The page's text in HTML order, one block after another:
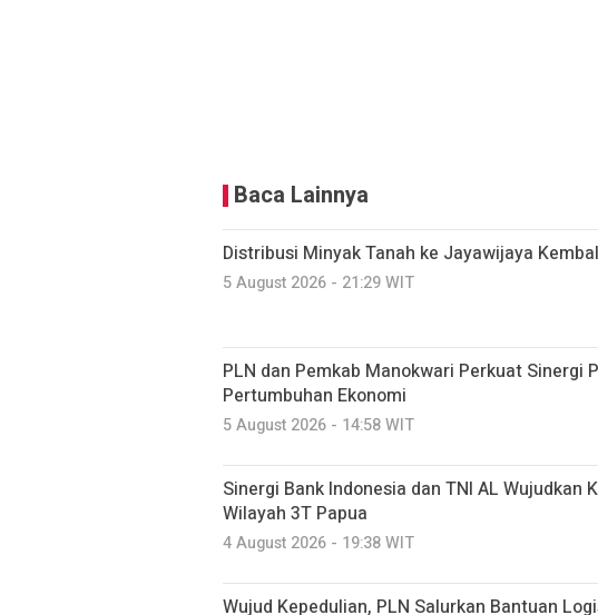
Baca Lainnya
Distribusi Minyak Tanah ke Jayawijaya
5 August 2026 - 21:29 WIT
PLN dan Pemkab Manokwari Perkuat Sinergi
Pertumbuhan Ekonomi
5 August 2026 - 14:58 WIT
Sinergi Bank Indonesia dan TNI AL Wujudkan
Wilayah 3T Papua
4 August 2026 - 19:38 WIT
Wujud Kepedulian, PLN Salurkan Bantuan